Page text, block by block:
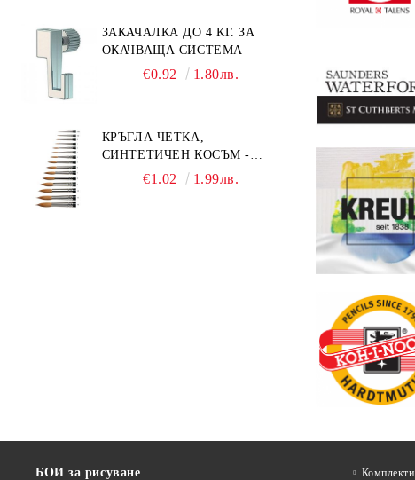
ЗАКАЧАЛКА ДО 4 КГ. ЗА
ОКАЧВАЩА СИСТЕМА
€0.92 1.80лв.
КРЪГЛА ЧЕТКА,
СИНТЕТИЧЕН КОСЪМ -
MILLENIUM 211 - №0
€1.02 1.99лв.
БОИ за рисуване
Комплекти